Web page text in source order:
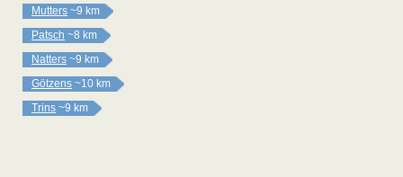
Mutters ~9 km
Patsch ~8 km
Natters ~9 km
Götzens ~10 km
Trins ~9 km